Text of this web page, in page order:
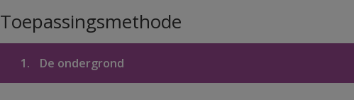
Toepassingsmethode
1. De ondergrond